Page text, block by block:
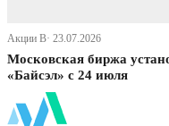
Акции В· 23.07.2026
Московская биржа
«Байсэл» с 24 июля